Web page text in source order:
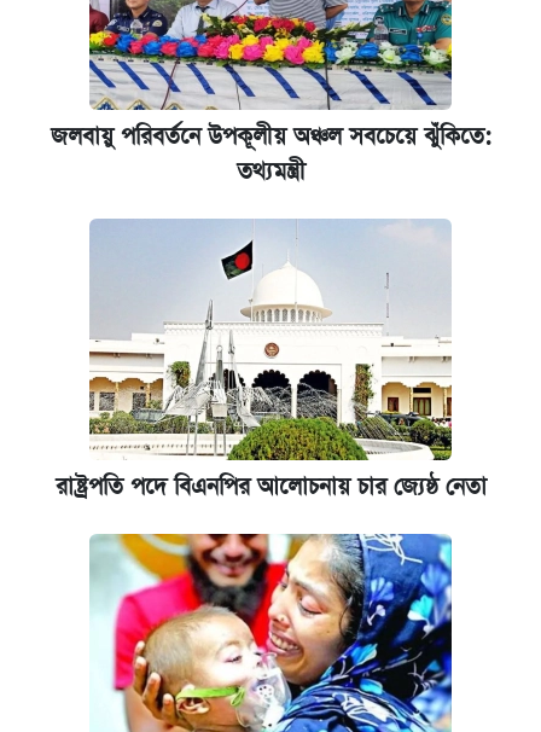
জলবায়ু পরিবর্তনে উপকূলীয় অঞ্চল সবচেয়ে ঝুঁকিতে:
তথ্যমন্ত্রী
রাষ্ট্রপতি পদে বিএনপির আলোচনায় চার জ্যেষ্ঠ নেতা